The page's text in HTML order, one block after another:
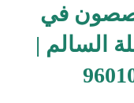
في
السالم |